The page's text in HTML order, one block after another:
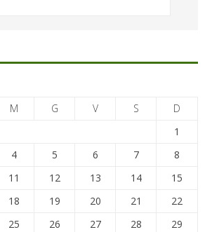
M G V S
D
1
4 5 6 7
8
11 12 13 14
15
18 19 20 21
22
25 26 27 28
29